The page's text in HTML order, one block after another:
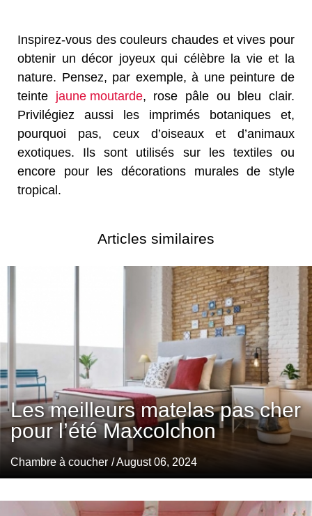
Inspirez-vous des couleurs chaudes et vives pour
obtenir un décor joyeux qui célèbre la vie et la
nature. Pensez, par exemple, à une peinture de
teinte jaune moutarde, rose pâle ou bleu clair.
Privilégiez aussi les imprimés botaniques et,
pourquoi pas, ceux d’oiseaux et d’animaux
exotiques. Ils sont utilisés sur les textiles ou
encore pour les décorations murales de style
tropical.
Articles similaires
Les meilleurs matelas pas cher
pour l’été Maxcolchon
Chambre à coucher / August 06, 2024